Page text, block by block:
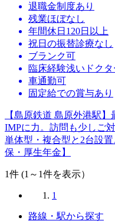
退職金制度あり
残業ほぼなし
年間休日120日以上
祝日の振替診療なし
ブランク可
臨床経験浅いドク
車通勤可
固定給での賞与あり
【島原鉄道 島原外港駅
IMPに力。訪問も少しご
単体型・複合型と2台設
保・厚生年金】
1件 (1～1件を表示）
1
路線・駅から探す